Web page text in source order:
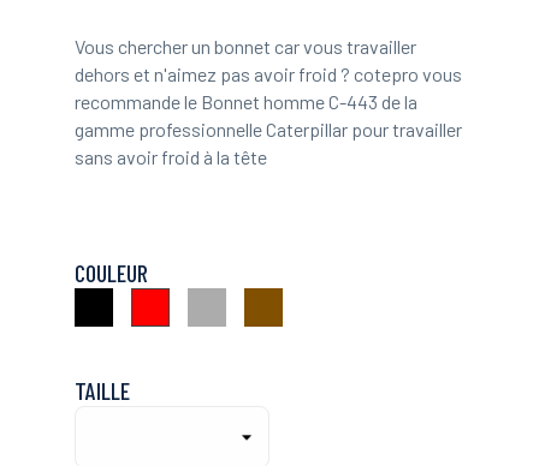
Vous chercher un bonnet car vous travailler
dehors et n'aimez pas avoir froid ? cotepro vous
recommande le Bonnet homme C-443 de la
gamme professionnelle Caterpillar pour travailler
sans avoir froid à la tête
COULEUR
TAILLE